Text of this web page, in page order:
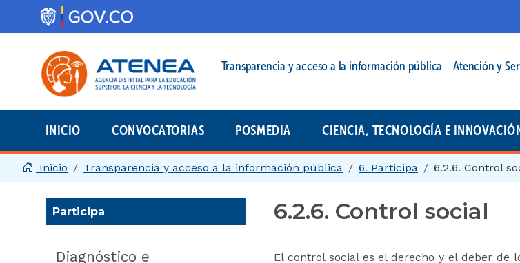
Pasar al contenido principal
Transparencia y acceso a la información pública Atención y
Menú principal | 2025
INICIO CONVOCATORIAS POSMEDIA CIENCIA, TECNOLOGÍA E
Inicio Transparencia y acceso a la información pública 6. Participa 6.2.6. Control
Participa
Diagnóstico e
6.2.6. Control social
El control social es el derecho y el deber de